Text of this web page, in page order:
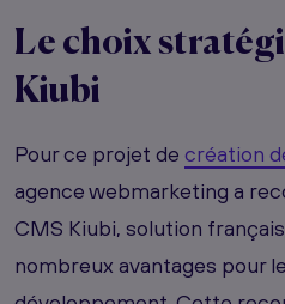
Le choix
Kiubi
Pour ce projet de création
agence webmarketing a
CMS Kiubi, solution
nombreux avantages pour